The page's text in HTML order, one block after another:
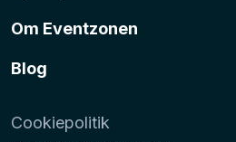
Om Eventzonen
Blog
Cookiepolitik